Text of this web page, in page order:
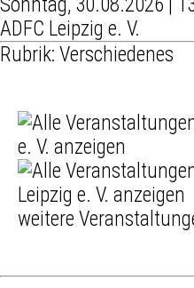
Sonntag, 30.08.2026 |
ADFC Leipzig e. V.
Rubrik: Verschiedenes
weitere